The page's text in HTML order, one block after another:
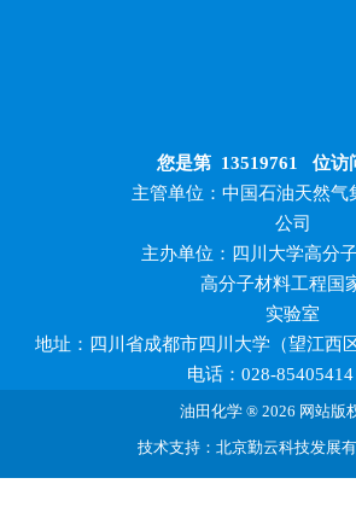
您是第 13519761 位访
主管单位：中国石油天然气
公司
主办单位：四川大学高分
高分子材料工程国
实验室
地址：四川省成都市四川大学（望江西
电话：028-85405414
油田化学 ® 2026 网站版
技术支持：北京勤云科技发展